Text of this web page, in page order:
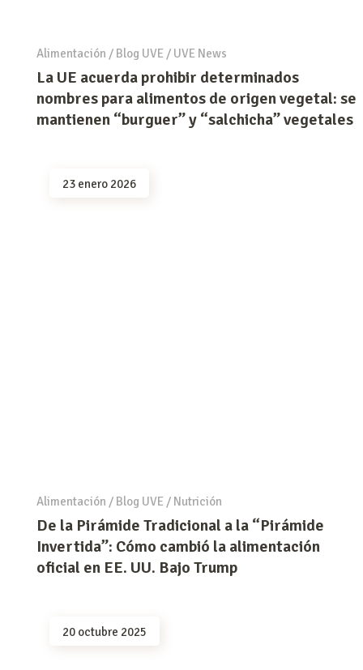
Alimentación / Blog UVE/ UVE News
La UE acuerda prohibir determinados
nombres para alimentos de origen vegetal: se
mantienen “burguer” y “salchicha” vegetales
23 enero 2026
Alimentación / Blog UVE / Nutrición
De la Pirámide Tradicional a la “Pirámide
Invertida”: Cómo cambió la alimentación
oficial en EE. UU. Bajo Trump
20 octubre 2025